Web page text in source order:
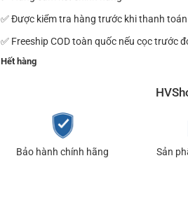
✅ Được kiểm tra hàng trước khi thanh toán
✅ Freeship COD toàn quốc nếu cọc trước
Hết hàng
Bảo hành chính hãng Sản